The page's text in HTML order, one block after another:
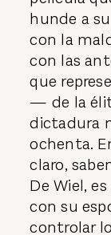
hunde a
con la
con las
que
— de la
dictadura
ochenta.
claro,
De Wiel,
con su
controlar